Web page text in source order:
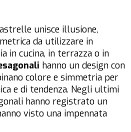
unisce illusione,
da utilizzare in
in cucina, in terrazza o in
hanno un design con
colore e simmetria per
e di tendenza. Negli ultimi
hanno registrato un
visto una impennata